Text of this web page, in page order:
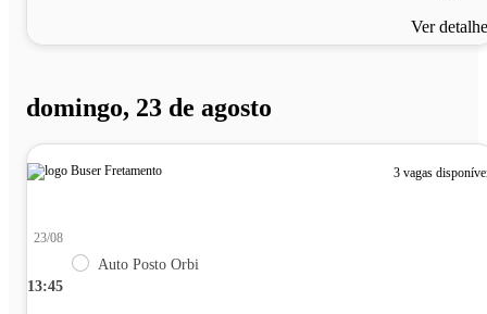
Ver
domingo, 23 de agosto
3 vagas
13:45
23/08
Auto Posto Orbi